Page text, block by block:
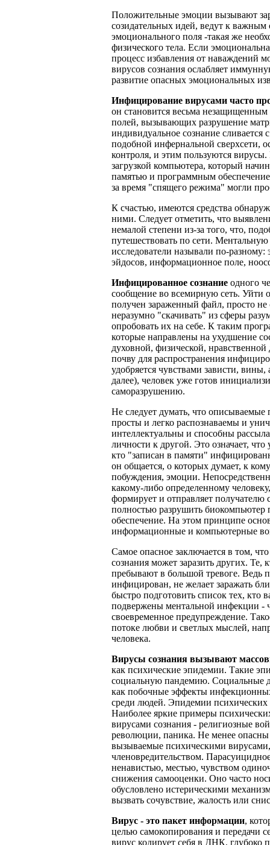
Положительные эмоции вызывают
созидательных идей, ведут к
эмоционального поля -такая же
физического тела. Если
процесс избавления от наваждений
вирусов сознания ослабляет
развитие опасных эмоциональных
Инфицирование вирусами часто
он становится весьма
полей, вызывающих разрушение
индивидуальное сознание сливается
подобной инфернальной сверхсети,
контроля, и этим пользуются
загрузкой компьютера, который
памятью и программным
за время "спящего режима" могли
К счастью, имеются средства
ними. Следует отметить, что
немалой степени из-за того, что,
путешествовать по сети. Ментальную
исследователи называли по-разному:
эйдосов, информационное поле,
Инфицированное сознаниеодного
сообщение во всемирную сеть. Уйти
получен зараженный файл, просто не
неразумно "скачивать" из сферы
опробовать их на себе. К таким
которые направлены на ухудшение
духовной, физической,
почву для распространения
удобряется чувствами зависти,
далее), человек уже готов
саморазрушению.
Не следует думать, что
просты и легко распознаваемы и
интеллектуальны и способны
личности к другой. Это означает,
кто "записан в памяти"
он общается, о которых думает, к
побуждения, эмоции.
какому-либо определенному
формирует и отправляет получателю
полностью разрушить биокомпьютер
обеспечение. На этом принципе
информационные и компьютерные
Самое опасное заключается в том,
сознания может заразить других. Те,
пребывают в большой тревоге. Ведь
инфицирован, не желает заражать
быстро подготовить список тех, кто
подвержены ментальной инфекции -
своевременное предупреждение.
потоке любви и светлых мыслей,
человека.
Вирусы сознания вызывают
как психические эпидемии. Такие
социальную пандемию. Социальные
как побочные эффекты
среди людей. Эпидемии психических
Наиболее яркие примеры
вирусами сознания - религиозные
революции, паника. Не менее
вызываемые психическими
членовредительством.
ненавистью, местью, чувством
снижения самооценки. Оно часто
обусловлено истерическими
вызвать сочувствие, жалость или
Вирус - это пакет информации,
целью самокопирования и передачи
вирус кодирует себя в ДНК, глубоко